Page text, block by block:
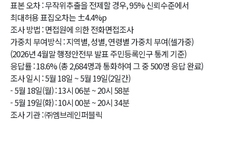
표본 오차 : 무작위추출을 전제할 경우, 95% 신뢰수준에서
최대허용 표집오차는 ±4.4%p
조사 방법 : 면접원에 의한 전화면접조사
가중치 부여방식 : 지역별, 성별, 연령별 가중치 부여(셀가중)
(2026년 4월말 행정안전부 발표 주민등록인구 통계 기준)
응답률 : 18.6% (총 2,684명과 통화하여 그 중 500명 응답 완료)
조사 일시 : 5월 18일 ~ 5월 19일(2일간)
- 5월 18일(월) : 13시 06분 ~ 20시 58분
- 5월 19일(화) : 10시 00분 ~ 20시 34분
조사 기관 : ㈜엠브레인퍼블릭